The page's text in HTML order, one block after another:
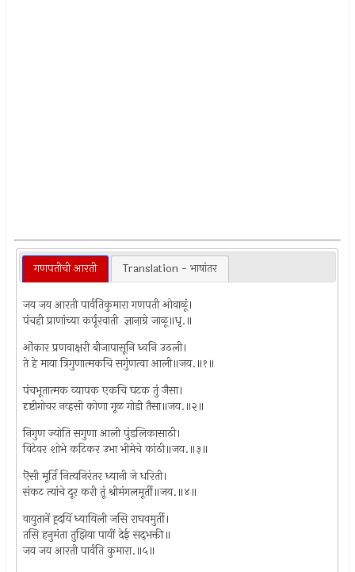
गणपतीची आरती Translation - भाषांतर
जय जय आरती पार्वतिकुमारा गणपती ओवाळूं।
पंचही प्राणांच्या कर्पूरवाती ज्ञाना़ग्रे जाळू॥धृ.॥
ओंकार प्रणवाक्षरी बीजापासूनि ध्वनि उठली।
ते हे माया त्रिगुणात्मकचि सगुंणत्वा आली॥जय.॥१॥
पंचभूतात्मक व्यापक एकचि घटक तुं जैसा।
दृष्टीगोचर नव्हसी कोणा गूळ गोडी तैसा॥जय.॥२॥
निगुण ज्योति सगुणा आली पुंडलिकासाठी।
विटेवर शोभे कटिकर उभा भीमेचे कांठी॥जय.॥३॥
ऎसी मूर्ति नित्यनिरंतर ध्यानी जे धरिती।
संकट त्यांचे दूर करी तूं श्रीमंगलमूर्ती॥जय.॥४॥
वायुतानें ह्र्दयिं ध्यायिली जसि राघवमुर्ती।
तसि हनुमंता तुझिया पायीं देई सद्‌भक्ती॥
जय जय आरती पार्वति कुमारा.॥५॥